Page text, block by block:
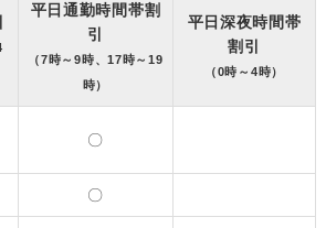
平日通勤時間帯割
引
（7時～9時、17時～19
時）
平日深夜時間帯
割引
（0時～4時）
〇
〇